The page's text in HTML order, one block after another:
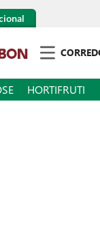
HORTIFRUTI